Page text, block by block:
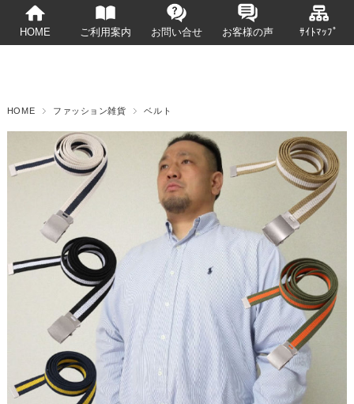
HOME ご利用案内 お問い合せ お客様の声 ｻｲﾄﾏｯﾌﾟ
HOME ファッション雑貨 ベルト